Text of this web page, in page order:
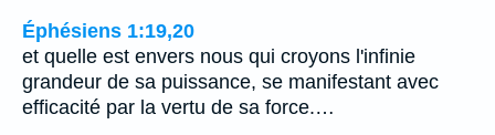
Éphésiens 1:19,20
et quelle est envers nous qui croyons l'infinie
grandeur de sa puissance, se manifestant avec
efficacité par la vertu de sa force.…